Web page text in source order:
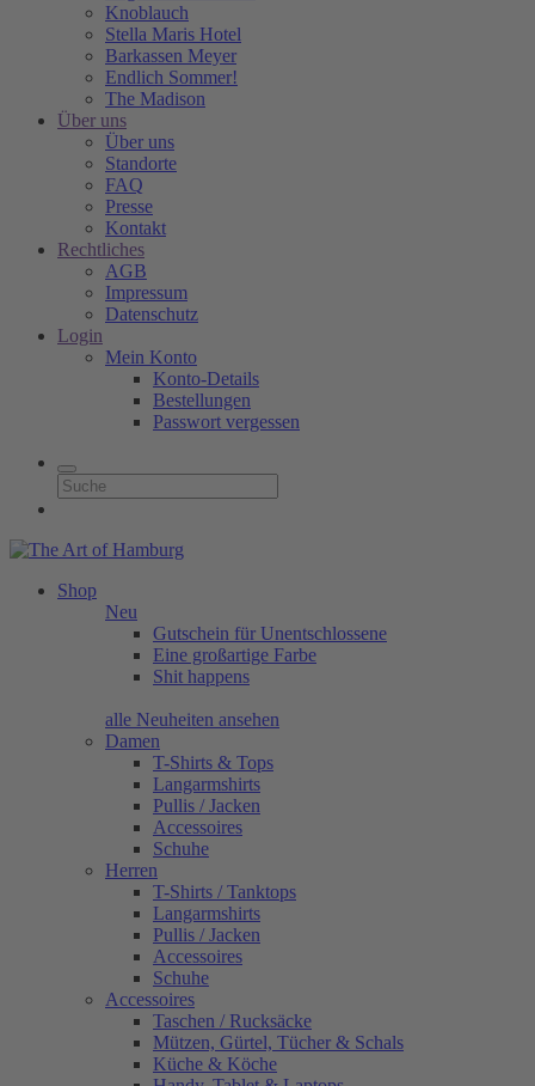
Knoblauch
Stella Maris Hotel
Barkassen Meyer
Endlich Sommer!
The Madison
Über uns
Über uns
Standorte
FAQ
Presse
Kontakt
Rechtliches
AGB
Impressum
Datenschutz
Login
Mein Konto
Konto-Details
Bestellungen
Passwort vergessen
Shop
Neu
Gutschein für Unentschlossene
Eine großartige Farbe
Shit happens
alle Neuheiten ansehen
Damen
T-Shirts & Tops
Langarmshirts
Pullis / Jacken
Accessoires
Schuhe
Herren
T-Shirts / Tanktops
Langarmshirts
Pullis / Jacken
Accessoires
Schuhe
Accessoires
Taschen / Rucksäcke
Mützen, Gürtel, Tücher & Schals
Küche & Köche